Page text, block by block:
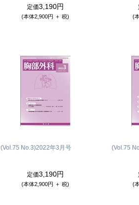
定価3,190円
(本体2,900円 ＋ 税) (
(Vol.75 No.3)2022年3月号
定価3,190円
(本体2,900円 ＋ 税)
(Vol.75
(